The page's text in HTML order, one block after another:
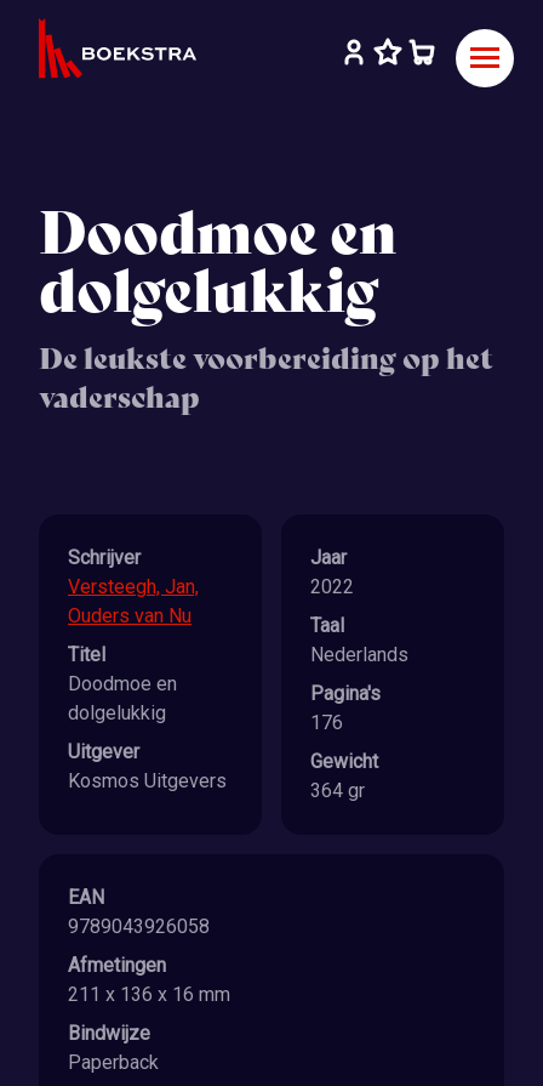
Doodmoe en
dolgelukkig
De leukste voorbereiding op het
vaderschap
Schrijver
Versteegh, Jan,
Ouders van Nu
Titel
Doodmoe en
dolgelukkig
Uitgever
Kosmos Uitgevers
Jaar
2022
Taal
Nederlands
Pagina's
176
Gewicht
364 gr
EAN
9789043926058
Afmetingen
211 x 136 x 16 mm
Bindwijze
Paperback